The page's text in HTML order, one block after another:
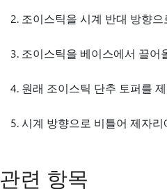
조이스틱을 시계 반대 방향
조이스틱을 베이스에서 끌어
원래 조이스틱 단추 토퍼를
시계 방향으로 비틀어 제자리
관련 항목